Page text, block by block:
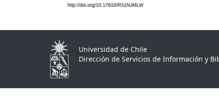
Universidad de Chile
Dirección de Servicios de Información y